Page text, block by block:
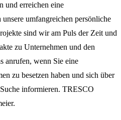
und erreichen eine
umfangreichen persönliche
sind wir am Puls der Zeit und
zu Unternehmen und den
anrufen, wenn Sie eine
zu besetzen haben und sich über
informieren. TRESCO